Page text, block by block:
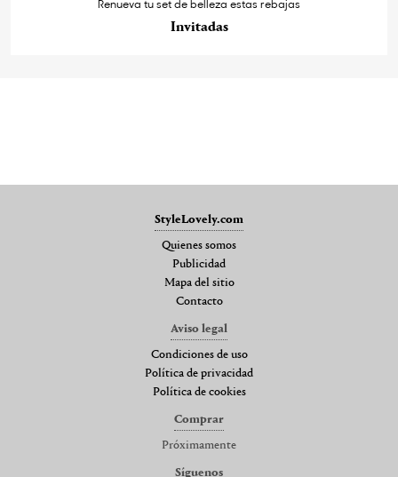
Renueva tu set de belleza estas rebajas
Invitadas
StyleLovely.com
Quienes somos
Publicidad
Mapa del sitio
Contacto
Aviso legal
Condiciones de uso
Política de privacidad
Política de cookies
Comprar
Próximamente
Síguenos